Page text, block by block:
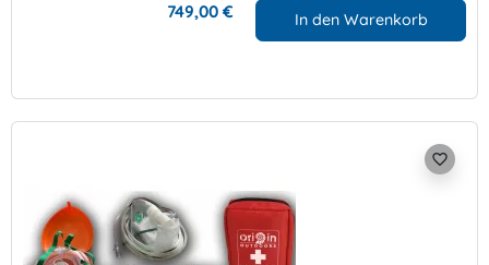
749,00 € In den Warenkorb
favorite_border